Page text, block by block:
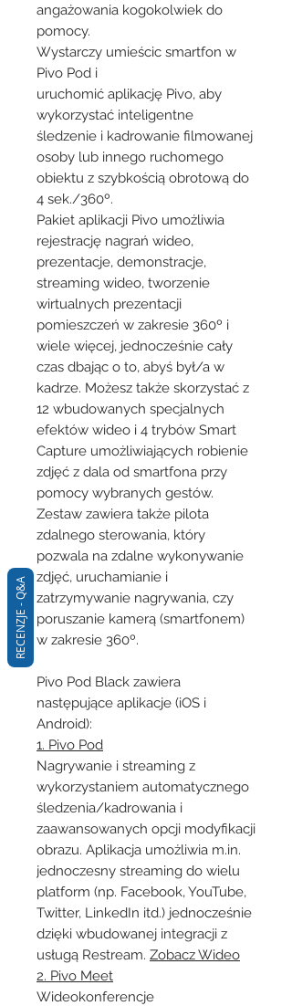
angażowania kogokolwiek do
pomocy.
Wystarczy umieścic smartfon w
Pivo Pod i
uruchomić aplikację Pivo, aby
wykorzystać inteligentne
śledzenie i kadrowanie filmowanej
osoby lub innego ruchomego
obiektu z szybkością obrotową do
4 sek./360º.
Pakiet aplikacji Pivo umożliwia
rejestrację nagrań wideo,
prezentacje, demonstracje,
streaming wideo, tworzenie
wirtualnych prezentacji
pomieszczeń w zakresie 360º i
wiele więcej, jednocześnie cały
czas dbając o to, abyś był/a w
kadrze. Możesz także skorzystać z
12 wbudowanych specjalnych
efektów wideo i 4 trybów Smart
Capture umożliwiających robienie
zdjęć z dala od smartfona przy
pomocy wybranych gestów.
Zestaw zawiera także pilota
zdalnego sterowania, który
pozwala na zdalne wykonywanie
zdjęć, uruchamianie i
zatrzymywanie nagrywania, czy
poruszanie kamerą (smartfonem)
w zakresie 360º.
Pivo Pod Black zawiera
następujące aplikacje (iOS i
Android):
1. Pivo Pod
Nagrywanie i streaming z
wykorzystaniem automatycznego
śledzenia/kadrowania i
zaawansowanych opcji modyfikacji
obrazu. Aplikacja umożliwia m.in.
jednoczesny streaming do wielu
platform (np. Facebook, YouTube,
Twitter, LinkedIn itd.) jednocześnie
dzięki wbudowanej integracji z
usługą Restream. Zobacz Wideo
2. Pivo Meet
Wideokonferencje
RECENZJE - Q&A